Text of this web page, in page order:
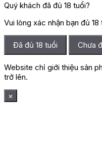
Quý khách đã đủ 18 tuổi?
Vui lòng xác nhận bạn đủ 18
Đã đủ 18 tuổi Chưa
Website chỉ giới thiệu sản
trở lên.
×